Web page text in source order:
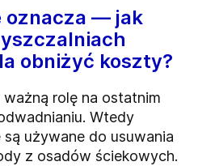
oznacza — jak
obniżyć koszty?
rolę na ostatnim
Wtedy
używane do usuwania
z osadów ściekowych.